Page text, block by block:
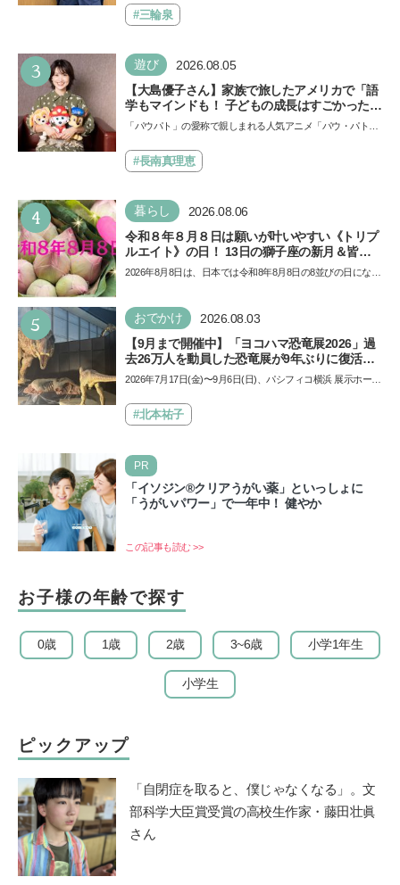
も…#三輪泉
3 遊び 2026.08.05
【大島優子さん】家族で旅したアメリカで「語
学もマインドも！ 子どもの成長はすごかった」
声優をつとめた映画『パウ・パトロール ザ・ダ
できると子どもに知ってほしい
「パウパト」の愛称で親しまれる人気アニメ「パウ・パトロ
ザ…#長南真理恵
4 暮らし 2026.08.06
令和８年８月８日は願いが叶いやすい《トリプ
ルエイト》の日！ 13日の獅子座の新月＆皆既
日食の影響にも注目
2026年8月8日は、日本では令和8年8月8日の8並びの日になり
て…
5 おでかけ 2026.08.03
【9月まで開催中】「ヨコハマ恐竜展2026」過
去26万人を動員した恐竜展が9年ぶりに復活！
夏休みのおでかけで楽しむポイントを完全ガイ
2026年7月17日(金)〜9月6日(日)、パシフィコ横浜 展示ホール
催…#北本祐子
PR
「イソジン®クリアうがい薬」といっしょに
「うがいパワー」で一年中！ 健やか
この記事も読む >>
お子様の年齢で探す
0歳 1歳 2歳 3~6歳 小学1年生
小学生
ピックアップ
「自閉症を取ると、僕じゃなくなる」。文
部科学大臣賞受賞の高校生作家・藤田壮眞
さん